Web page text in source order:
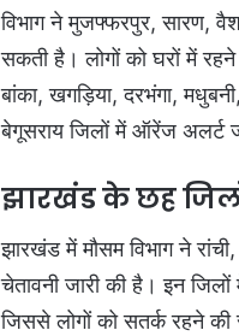
विभाग ने मुजफ्फरपुर, सारण,
सकती है। लोगों को घरों में
बांका, खगड़िया, दरभंगा,
बेगूसराय जिलों में ऑरेंज अलर्ट
झारखंड के छह
झारखंड में मौसम विभाग ने
चेतावनी जारी की है। इन
जिससे लोगों को सतर्क रहने की